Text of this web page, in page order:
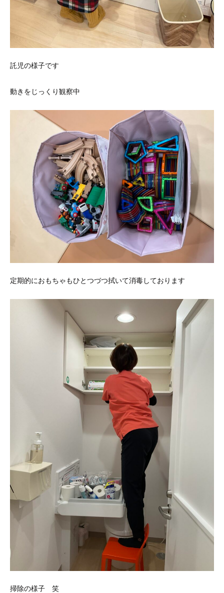
託児の様子です
動きをじっくり観察中
定期的におもちゃもひとつづつ拭いて消毒しております
掃除の様子 笑